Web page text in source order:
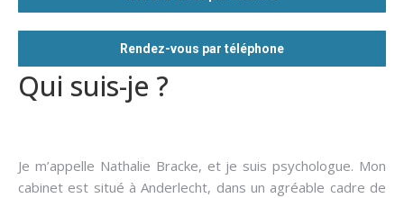
Qui suis-je ?
Je m’appelle Nathalie Bracke, et je suis psychologue. Mon
cabinet est situé à Anderlecht, dans un agréable cadre de
Rendez-vous par téléphone